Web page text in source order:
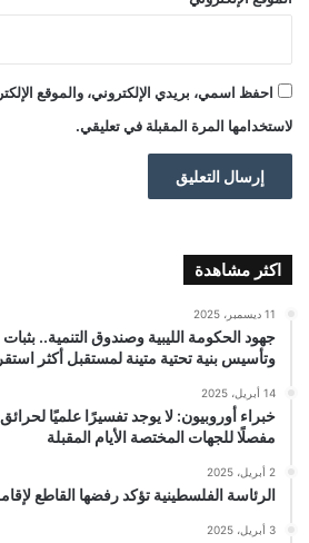
احفظ اسمي، بريدي الإلكتروني، والموقع
لاستخدامها المرة المقبلة في تعليقي.
اكثر مشاهدة
11 ديسمبر، 2025
جهود الحكومة الليبية وصندوق التنمية..
وتأسيس بنية تحتية متينة لمستقبل أكثر
14 أبريل، 2025
خبراء أوروبيون: لا يوجد تفسيرًا علميًا
مفصلًا للجهات المختصة الأيام المقبلة
2 أبريل، 2025
الرئاسة الفلسطينية تؤكد رفضها القاطع
3 أبريل، 2025